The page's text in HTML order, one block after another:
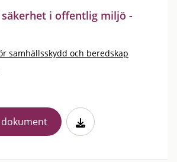
i offentlig miljö -
samhällsskydd och beredskap